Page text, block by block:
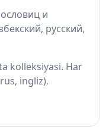
и
русский,
kolleksiyasi. Har
ingliz).